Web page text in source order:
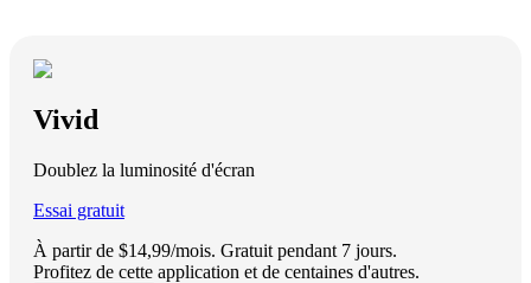
Vivid
Doublez la luminosité d'écran
Essai gratuit
À partir de $14,99/mois. Gratuit pendant 7 jours.
Profitez de cette application et de centaines d'autres.